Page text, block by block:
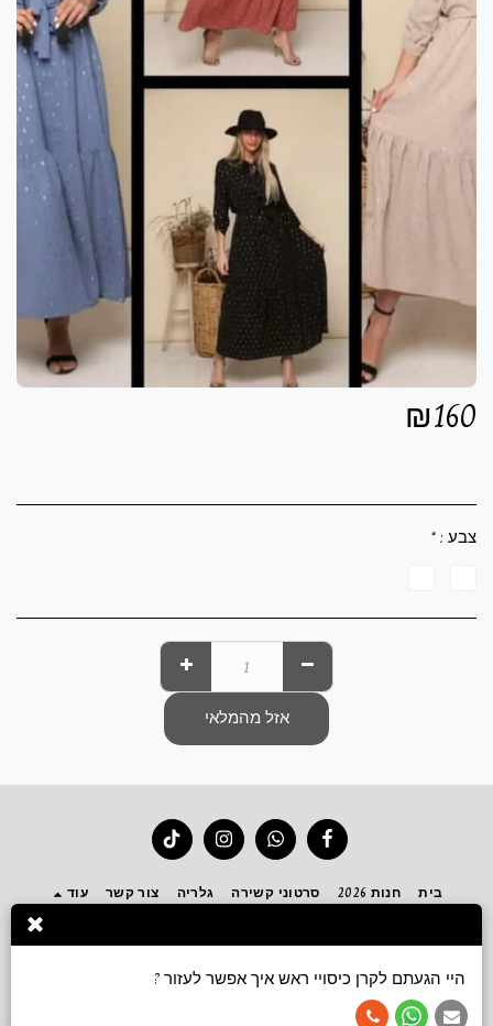
₪160
צבע :*
אזל מהמלאי
בית חנות 2026 סרטוני קשירה גלריה צור קשר עוד
הירשם
זכויות יוצרים © 2026 כל הזכויות שמורות -
היי הגעתם לקרן כיסויי ראש איך אפשר לעזור ?